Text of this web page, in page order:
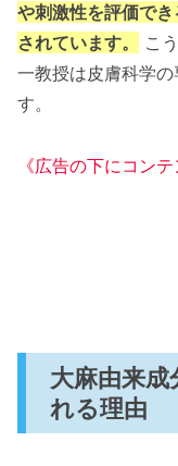
や刺激性を評価で
されています。
こ
一教授は皮膚科学
す。
《広告の下にコン
大麻由来
れる理由